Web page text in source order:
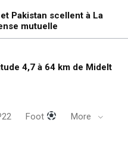
Pakistan scellent à La
mutuelle
4,7 à 64 km de Midelt
Foot More